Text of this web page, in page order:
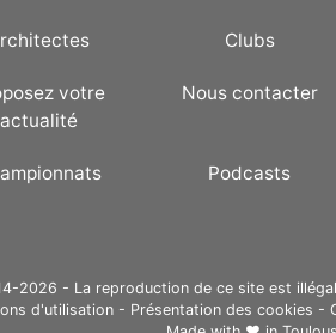
Clubs
votre
actualité
Nous contacter
Podcasts
2026 - La reproduction de ce site est
d'utilisation - Présentation des cookies -